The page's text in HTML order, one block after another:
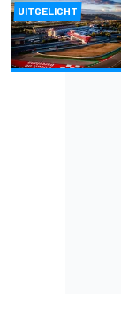
UITGELICHT